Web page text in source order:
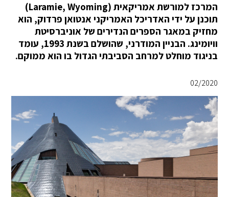
המרכז למורשת אמריקאית (Laramie, Wyoming)
תוכנן על ידי האדריכל האמריקני אנטואן פרדוק, הוא
מחזיק במאגר הספרים הנדירים של אוניברסיטת
וויומינג. הבניין המודרני, שהושלם בשנת 1993, עומד
בניגוד מוחלט למרחב הסביבתי הגדול בו הוא ממוקם.
02/2020